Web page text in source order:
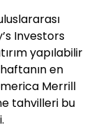
Investors
yapılabilir
en
Merrill
tahvilleri bu